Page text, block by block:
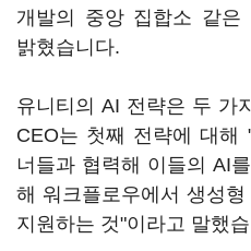
개발의 중앙 집합소 같은
밝혔습니다.
유니티의 AI 전략은 두 가
CEO는 첫째 전략에 대해
너들과 협력해 이들의 AI
해 워크플로우에서 생성
지원하는 것"이라고 말했